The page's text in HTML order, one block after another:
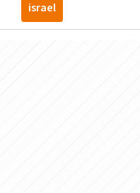
israel